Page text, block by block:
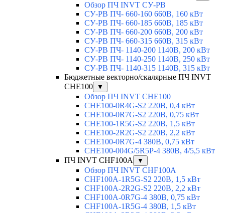
Обзор ПЧ INVT СУ-РВ
СУ-РВ ПЧ- 660-160 660В, 160 кВт
СУ-РВ ПЧ- 660-185 660В, 185 кВт
СУ-РВ ПЧ- 660-200 660В, 200 кВт
СУ-РВ ПЧ- 660-315 660В, 315 кВт
СУ-РВ ПЧ- 1140-200 1140В, 200 кВт
СУ-РВ ПЧ- 1140-250 1140В, 250 кВт
СУ-РВ ПЧ- 1140-315 1140В, 315 кВт
Бюджетные векторно/скалярные ПЧ INVT
CHE100
▼
Обзор ПЧ INVT CHE100
CHE100-0R4G-S2 220В, 0,4 кВт
CHE100-0R7G-S2 220В, 0,75 кВт
CHE100-1R5G-S2 220В, 1,5 кВт
CHE100-2R2G-S2 220В, 2,2 кВт
CHE100-0R7G-4 380В, 0,75 кВт
CHE100-004G/5R5P-4 380В, 4/5,5 кВт
ПЧ INVT CHF100A
▼
Обзор ПЧ INVT CHF100A
CHF100A-1R5G-S2 220В, 1,5 кВт
CHF100A-2R2G-S2 220В, 2,2 кВт
CHF100A-0R7G-4 380В, 0,75 кВт
CHF100A-1R5G-4 380В, 1,5 кВт